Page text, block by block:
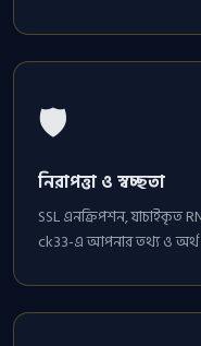
🛡️
নিরাপত্তা ও স্বচ্ছতা
SSL এনক্রিপশন, যাচাইকৃত
ck33-এ আপনার তথ্য ও অর্থ